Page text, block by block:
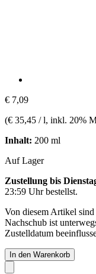
€ 7,09
(€ 35,45 / l, inkl. 20%
Inhalt: 200 ml
Auf Lager
Zustellung bis
23:59 Uhrbestellst.
Von diesem Artikel
Nachschub ist
Zustelldatum
In den Warenkorb